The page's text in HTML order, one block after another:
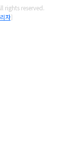
rights reserved.
자]